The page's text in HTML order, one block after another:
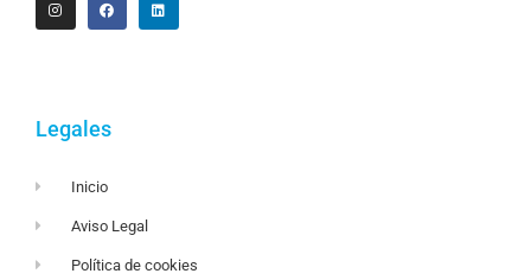
Legales
Inicio
Aviso Legal
Política de cookies